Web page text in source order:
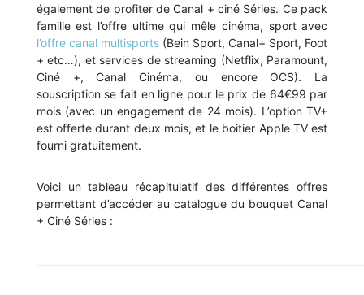
également de profiter de Canal + ciné Séries. Ce pack
famille est l’offre ultime qui mêle cinéma, sport avec
l’offre canal multisports(Bein Sport, Canal+ Sport, Foot
+ etc…), et services de streaming (Netflix, Paramount,
Ciné +, Canal Cinéma, ou encore OCS). La
souscription se fait en ligne pour le prix de 64€99 par
mois (avec un engagement de 24 mois). L’option TV+
est offerte durant deux mois, et le boitier Apple TV est
fourni gratuitement.
Voici un tableau récapitulatif des différentes offres
permettant d’accéder au catalogue du bouquet Canal
+ Ciné Séries :